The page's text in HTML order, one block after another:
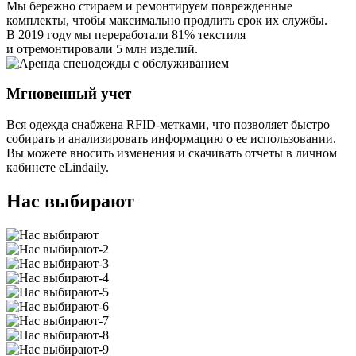
Мы бережно стираем и ремонтируем поврежденные
комплекты, чтобы максимально продлить срок их службы.
В 2019 году мы переработали 81% текстиля
и отремонтировали 5 млн изделий.
Мгновенный учет
Вся одежда снабжена RFID-метками, что позволяет быстро
собирать и анализировать информацию о ее использовании.
Вы можете вносить изменения и скачивать отчеты в личном
кабинете eLindaily.
Нас выбирают